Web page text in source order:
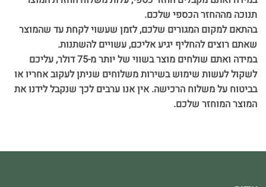
תנוכה מההחזר הכספי שלכם.
בהתאם למקום המגורים שלכם, לזמן שעשוי לקחת עד שהמוצר
שאתם רוצים להחליף יגיע אליכם, עשויים להשתנות.
במידה ואתם שולחים מוצר בשווי של יותר מ-75 דולר, עליכם
לשקול לעשות שימוש בשירות משלוחים שניתן לעקוב אחריו או
בביטוח על משלוח הרכישה. אין אנו ערבים לכך שנקבל לידנו את
המוצר המוחזר שלכם.